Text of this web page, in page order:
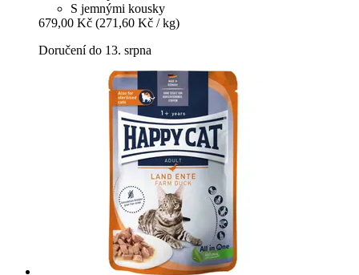
S jemnými kousky
679,00 Kč (271,60 Kč / kg)
Doručení do 13. srpna